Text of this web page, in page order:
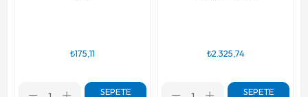
₺175,11
SEPETE
₺2.325,74
SEPETE